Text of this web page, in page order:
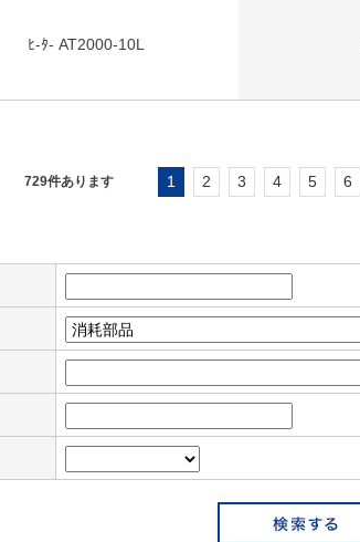
ﾋ-ﾀ- AT2000-10L
729件あります 1 2 3 4 5 6